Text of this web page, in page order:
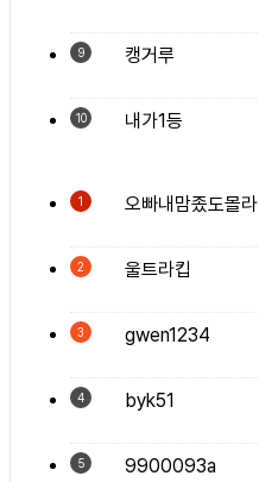
9
캥거루
10
내가1등
1
오빠내맘좄도몰라
2
울트라킵
3
gwen1234
4
byk51
5
9900093a